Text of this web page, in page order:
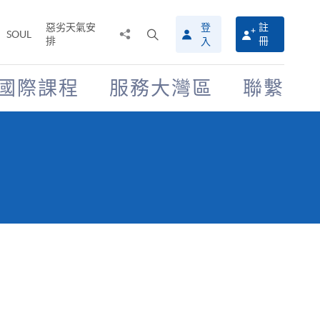
SOUL
惡劣天氣安
排
搜
尋
介
面
登
入
註
冊
際課程 服務大灣區 聯繫